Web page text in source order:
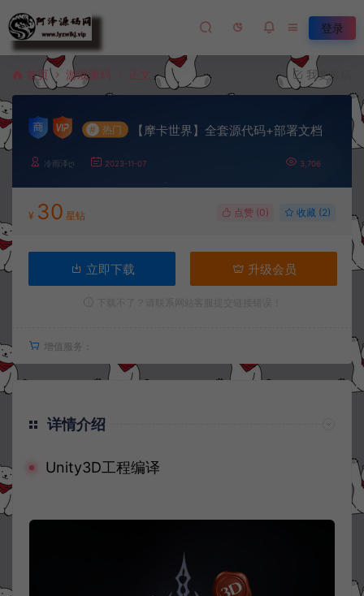
登录
首页 游戏源码 正文 我要投稿
# 热门 【摩卡世界】全套源代码+部署文档
冷雨泽ღ 2023-11-07 3,706
¥ 30 星钻 点赞 (0) 收藏 (2)
立即下载 升级会员
增值服务：
详情介绍
Unity3D工程编译